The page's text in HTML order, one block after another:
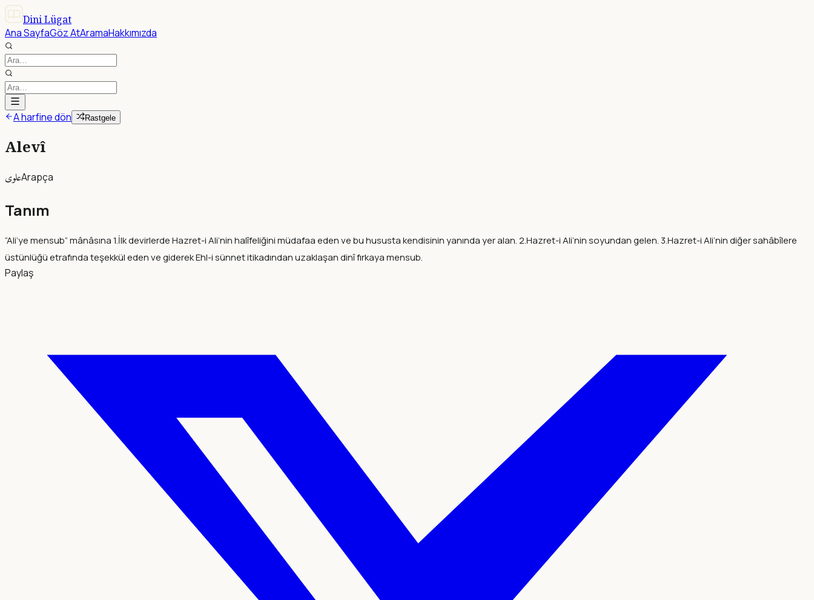
Dini Lügat
Ana SayfaGöz AtAramaHakkımızda
A harfine dön Rastgele
Alevî
علوىArapça
Tanım
“Ali’ye mensub” mânâsına 1.İlk devirlerde Hazret-i Ali’nin halîfeliğini müdafaa eden ve bu hususta kendisinin yanında yer alan. 2.Hazret-i Ali’nin soyundan gelen. 3.Hazret-i Ali’nin diğer sahâbîlere
üstünlüğü etrafında teşekkül eden ve giderek Ehl-i sünnet itikadından uzaklaşan dinî fırkaya mensub.
Paylaş